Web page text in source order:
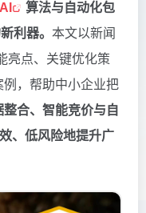
AI
算法与自动化包
利器。 本文以新闻
亮点、关键优化策
，帮助中小企业把
整合、智能竞价与自
、低风险地提升广